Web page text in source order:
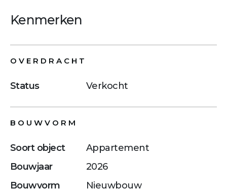
Kenmerken
OVERDRACHT
Status Verkocht
BOUWVORM
Soort object
Appartement
Bouwjaar
2026
Bouwvorm
Nieuwbouw